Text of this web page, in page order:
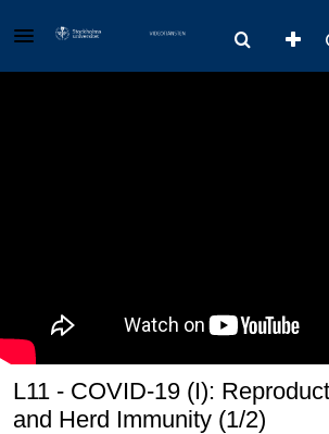
L11 - COVID-19 (I):
and Herd Immunity (1/2)